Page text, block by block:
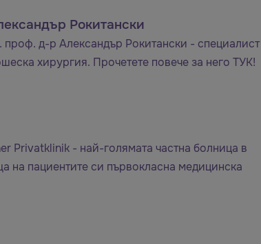
Рокитански
д-р Александър Рокитански - специалист
хирургия. Прочетете повече за него ТУК!
Privatklinik - най-голямата частна болница в
на пациентите си първокласна медицинска